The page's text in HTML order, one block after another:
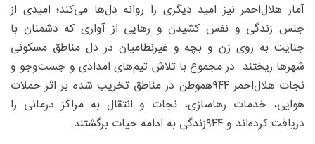
آمار هلال‌احمر نیز امید دیگری را روانه دل‌ها می‌کند؛ امیدی از
جنس زندگی و نفس کشیدن و رهایی از آواری که دشمنان با
جنایت به روی زن و بچه و غیرنظامیان در دل مناطق مسکونی
شهرها ریختند. در مجموع با تلاش تیم‌های امدادی و جست‌وجو و
نجات هلال‌احمر ۹۴۴هموطن در مناطق تخریب شده بر اثر حملات
هوایی، خدمات رهاسازی، نجات و انتقال به مراکز درمانی را
دریافت کرده‌اند و ۹۴۴‌زندگی به ادامه حیات برگشتند.